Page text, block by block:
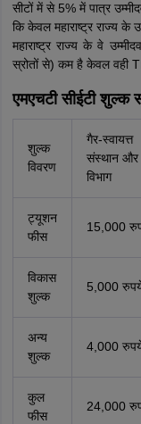
सीटों में से 5% में पात्र
कि केवल महाराष्ट्र राज्य के
महाराष्ट्र राज्य के वे
स्रोतों से) कम है केवल वही
एमएचटी सीईटी शुल्क
शुल्क
विवरण
गैर-
संस्थान और
विभाग
ट्यूशन
फीस
15,000
विकास
शुल्क
5,000
अन्य
शुल्क
4,000
कुल
फीस
24,000